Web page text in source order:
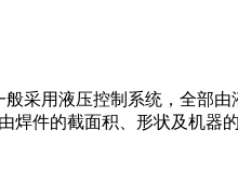
采用液压控制系统，全部
焊件的截面积、形状及机